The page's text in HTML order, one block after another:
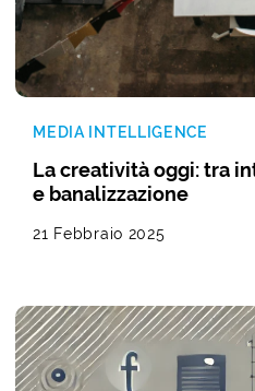
MEDIA INTELLIGENCE
La creatività oggi: tra
e banalizzazione
21 Febbraio 2025